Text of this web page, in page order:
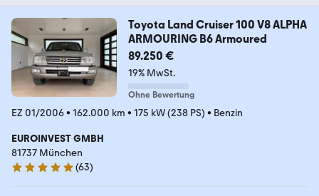
Toyota Land Cruiser 100 V8 ALPHA
ARMOURING B6 Armoured
89.250 €
19% MwSt.
Ohne Bewertung
EZ 01/2006• 162.000 km • 175 kW (238 PS) • Benzin
EUROINVEST GMBH
81737 München
5 Sterne
(63)